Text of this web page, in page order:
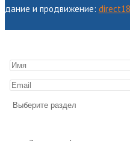
и продвижение: direct18